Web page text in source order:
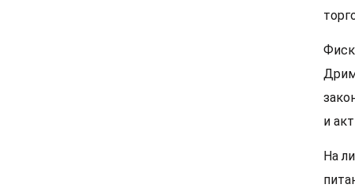
и
На